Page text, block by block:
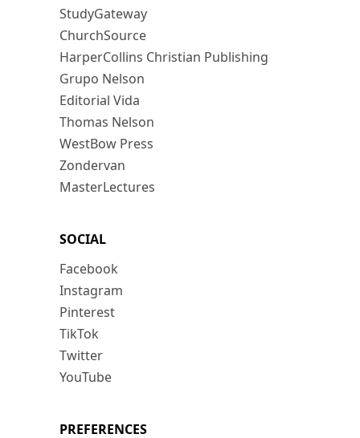
StudyGateway
ChurchSource
HarperCollins Christian Publishing
Grupo Nelson
Editorial Vida
Thomas Nelson
WestBow Press
Zondervan
MasterLectures
SOCIAL
Facebook
Instagram
Pinterest
TikTok
Twitter
YouTube
PREFERENCES